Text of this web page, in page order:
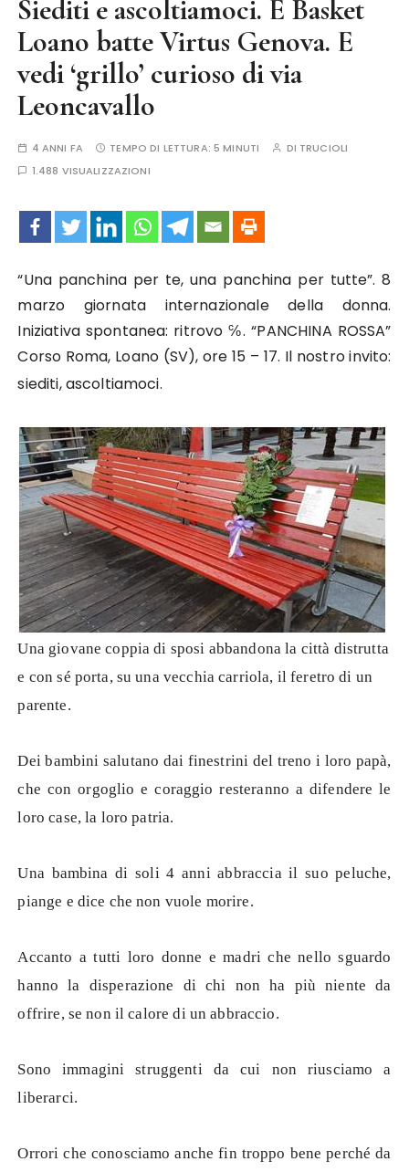
Siediti e ascoltiamoci. E Basket
Loano batte Virtus Genova. E
vedi ‘grillo’ curioso di via
Leoncavallo
4 ANNI FA TEMPO DI LETTURA:5 MINUTI DI TRUCIOLI
1.488 VISUALIZZAZIONI
“Una panchina per te, una panchina per tutte”. 8
marzo giornata internazionale della donna.
Iniziativa spontanea: ritrovo ℅. “PANCHINA ROSSA”
Corso Roma, Loano (SV), ore 15 – 17. Il nostro invito:
siediti, ascoltiamoci.
Una giovane coppia di sposi abbandona la città distrutta
e con sé porta, su una vecchia carriola, il feretro di un
parente.
Dei bambini salutano dai finestrini del treno i loro papà,
che con orgoglio e coraggio resteranno a difendere le
loro case, la loro patria.
Una bambina di soli 4 anni abbraccia il suo peluche,
piange e dice che non vuole morire.
Accanto a tutti loro donne e madri che nello sguardo
hanno la disperazione di chi non ha più niente da
offrire, se non il calore di un abbraccio.
Sono immagini struggenti da cui non riusciamo a
liberarci.
Orrori che conosciamo anche fin troppo bene perché da